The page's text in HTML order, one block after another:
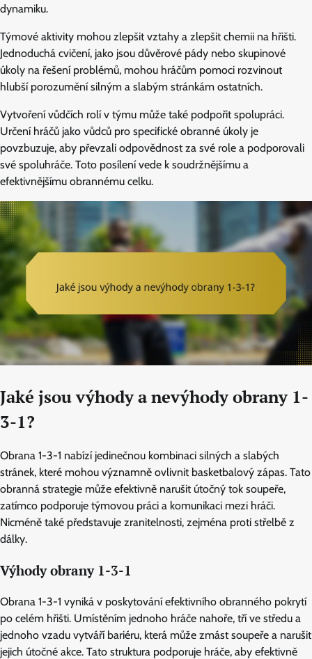
dynamiku.
Týmové aktivity mohou zlepšit vztahy a zlepšit chemii na hřišti.
Jednoduchá cvičení, jako jsou důvěrové pády nebo skupinové
úkoly na řešení problémů, mohou hráčům pomoci rozvinout
hlubší porozumění silným a slabým stránkám ostatních.
Vytvoření vůdčích rolí v týmu může také podpořit spolupráci.
Určení hráčů jako vůdců pro specifické obranné úkoly je
povzbuzuje, aby převzali odpovědnost za své role a podporovali
své spoluhráče. Toto posílení vede k soudržnějšímu a
efektivnějšímu obrannému celku.
Jaké jsou výhody a nevýhody obrany 1-
3-1?
Obrana 1-3-1 nabízí jedinečnou kombinaci silných a slabých
stránek, které mohou významně ovlivnit basketbalový zápas. Tato
obranná strategie může efektivně narušit útočný tok soupeře,
zatímco podporuje týmovou práci a komunikaci mezi hráči.
Nicméně také představuje zranitelnosti, zejména proti střelbě z
dálky.
Výhody obrany 1-3-1
Obrana 1-3-1 vyniká v poskytování efektivního obranného pokrytí
po celém hřišti. Umístěním jednoho hráče nahoře, tří ve středu a
jednoho vzadu vytváří bariéru, která může zmást soupeře a narušit
jejich útočné akce. Tato struktura podporuje hráče, aby efektivně